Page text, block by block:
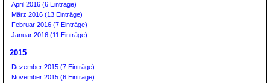
April 2016 (6 Einträge)
März 2016 (13 Einträge)
Februar 2016 (7 Einträge)
Januar 2016 (11 Einträge)
2015
Dezember 2015 (7 Einträge)
November 2015 (6 Einträge)